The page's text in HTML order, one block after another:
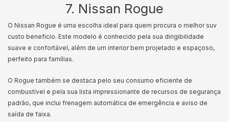
7. Nissan Rogue
O Nissan Rogue é uma escolha ideal para quem procura o melhor suv
custo beneficio. Este modelo é conhecido pela sua dirigibilidade
suave e confortável, além de um interior bem projetado e espaçoso,
perfeito para famílias.
O Rogue também se destaca pelo seu consumo eficiente de
combustível e pela sua lista impressionante de recursos de segurança
padrão, que inclui frenagem automática de emergência e aviso de
saída de faixa.